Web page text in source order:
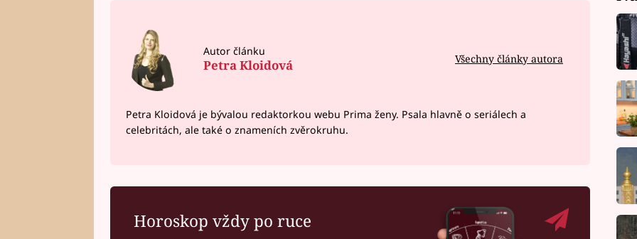
Autor článku
Petra Kloidová Všechny články autora
Petra Kloidová je bývalou redaktorkou webu Prima ženy. Psala hlavně o seriálech a
celebritách, ale také o znameních zvěrokruhu.
Horoskop vždy po ruce